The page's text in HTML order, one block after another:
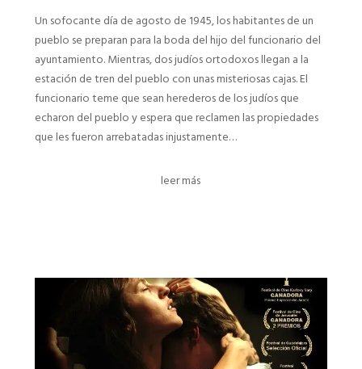
Un sofocante día de agosto de 1945, los habitantes de un
pueblo se preparan para la boda del hijo del funcionario del
ayuntamiento. Mientras, dos judíos ortodoxos llegan a la
estación de tren del pueblo con unas misteriosas cajas. El
funcionario teme que sean herederos de los judíos que
echaron del pueblo y espera que reclamen las propiedades
que les fueron arrebatadas injustamente…
leer más